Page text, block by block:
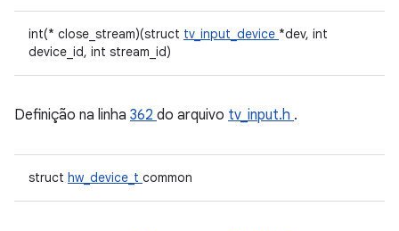
int(* close_stream)(struct tv_input_device *dev, int
device_id, int stream_id)
Definição na linha 362 do arquivo tv_input.h .
struct hw_device_t common